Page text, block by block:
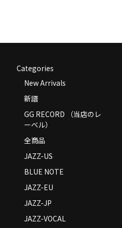
Categories
New Arrivals
新譜
GG RECORD （当店のレ
ーベル）
全商品
JAZZ-US
BLUE NOTE
JAZZ-EU
JAZZ-JP
JAZZ-VOCAL